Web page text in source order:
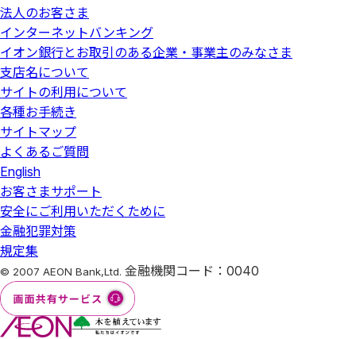
法人のお客さま
インターネットバンキング
イオン銀行とお取引のある企業・事業主のみなさま
支店名について
サイトの利用について
各種お手続き
サイトマップ
よくあるご質問
English
お客さまサポート
安全にご利用いただくために
金融犯罪対策
規定集
© 2007 AEON Bank,Ltd. 金融機関コード：0040